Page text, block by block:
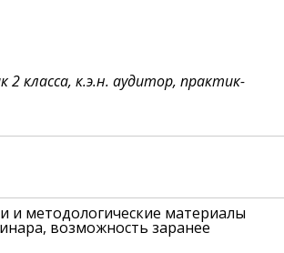
класса, к.э.н. аудитор, практик-
и методологические материалы
возможность заранее